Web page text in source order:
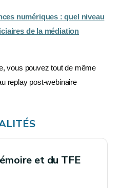
numériques : quel niveau
de la médiation
vous pouvez tout de même
replay post-webinaire
et du TFE